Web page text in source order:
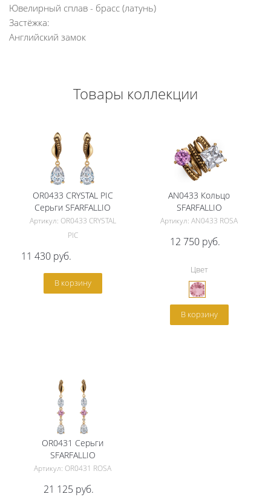
Ювелирный сплав - брасс (латунь)
Застёжка:
Английский замок
Товары коллекции
OR0433 CRYSTAL PIC
Серьги SFARFALLIO
Артикул: OR0433 CRYSTAL
PIC
11 430 руб.
В корзину
AN0433 Кольцо
SFARFALLIO
Артикул: AN0433 ROSA
12 750руб.
Цвет
В корзину
OR0431 Серьги
SFARFALLIO
Артикул: OR0431 ROSA
21 125 руб.